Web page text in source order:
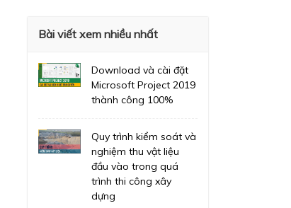
Bài viết xem nhiều nhất
Download và cài đặt
Microsoft Project 2019
thành công 100%
Quy trình kiểm soát và
nghiệm thu vật liệu
đầu vào trong quá
trình thi công xây
dựng